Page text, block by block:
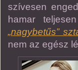
szívesen
hamar
„nagybetűs”
nem az egész